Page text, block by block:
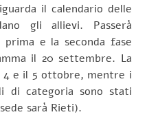
il calendario delle
gli allievi. Passerà
e la seconda fase
il 20 settembre. La
4 e il 5 ottobre, mentre i
di categoria sono stati
sarà Rieti).